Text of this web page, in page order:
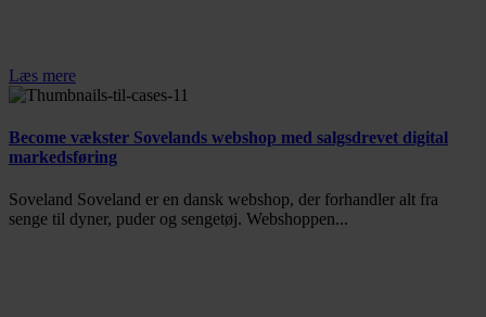
Læs mere
Become vækster Sovelands webshop med salgsdrevet digital
markedsføring
Soveland Soveland er en dansk webshop, der forhandler alt fra
senge til dyner, puder og sengetøj. Webshoppen...